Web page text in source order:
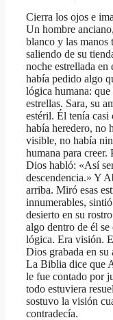
Cierra los ojos e
Un hombre
blanco y las manos
saliendo de su
noche estrellada
había pedido algo
lógica humana: que
estrellas. Sara, su
estéril. Él tenía casi
había heredero, no
visible, no había
humana para creer.
Dios habló: «Así
descendencia.» Y
arriba. Miró esas
innumerables,
desierto en su
algo dentro de él
lógica. Era visión.
Dios grabada en su
La Biblia dice que
le fue contado por
todo estuviera
sostuvo la visión
contradecía.